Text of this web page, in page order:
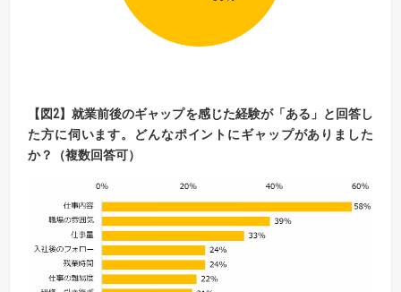
【 図2】就業前後のギャップを感じた経験が「ある」と回答し
た方に伺います。
どんなポイントにギャップがありました
か？（複数回答可）